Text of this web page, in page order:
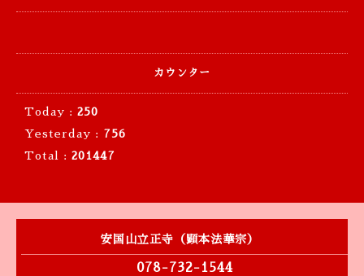
カウンター
Today : 250
Yesterday : 756
Total : 201447
安国山立正寺（顕本法華宗）
078-732-1544